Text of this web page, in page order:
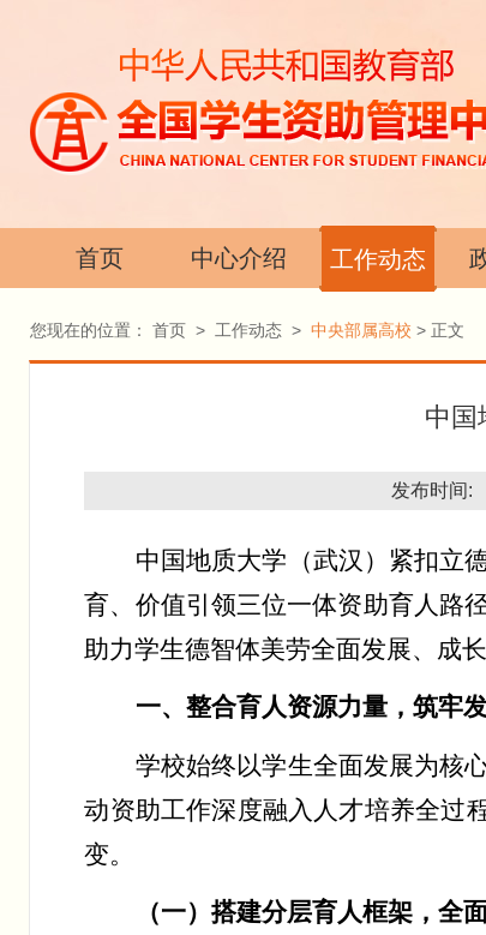
首页 中心介绍 工作动态
您现在的位置： 首页 > 工作动态 > 中央部属高校 > 正文
中国
发布时间:
中国地质大学（武汉）紧扣立
育、价值引领三位一体资助育人路
助力学生德智体美劳全面发展、成长
一、整合育人资源力量，筑牢
学校始终以学生全面发展为核
动资助工作深度融入人才培养全过
变。
（一）搭建分层育人框架，全